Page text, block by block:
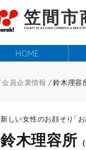
笠間市
SOCIETY OF KASAMA COMMERCE &
HOME
会員企業情報 鈴木理容
新しい女性のお顔そり「
鈴木理容所 （